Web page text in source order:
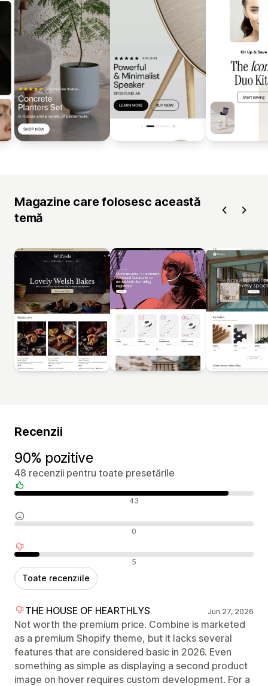
Magazine care folosesc această
temă
Recenzii
90% pozitive
48 recenzii pentru toate presetările
Recenzii pozitive 43
Recenzii neutre 0
Recenzii negative 5
Toate recenziile
THE HOUSE OF HEARTHLYS Jun 27, 2026
Not worth the premium price. Combine is marketed
as a premium Shopify theme, but it lacks several
features that are considered basic in 2026. Even
something as simple as displaying a second product
image on hover requires custom development. For a